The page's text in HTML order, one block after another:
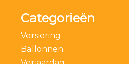
Categorieën
Versiering
Ballonnen
Verjaardag